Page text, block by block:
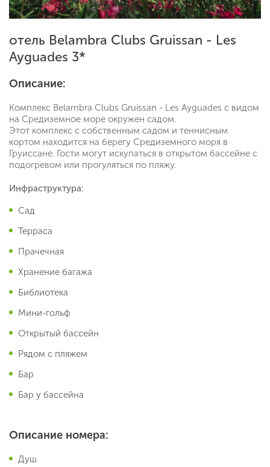
отель Belambra Clubs Gruissan - Les
Ayguades 3*
Описание:
Комплекс Belambra Clubs Gruissan - Les Ayguades с видом
на Средиземное море окружен садом.
Этот комплекс с собственным садом и теннисным
кортом находится на берегу Средиземного моря в
Груиссане. Гости могут искупаться в открытом бассейне с
подогревом или прогуляться по пляжу.
Инфраструктура:
Сад
Терраса
Прачечная
Хранение багажа
Библиотека
Мини-гольф
Открытый бассейн
Рядом с пляжем
Бар
Бар у бассейна
Описание номера:
Душ